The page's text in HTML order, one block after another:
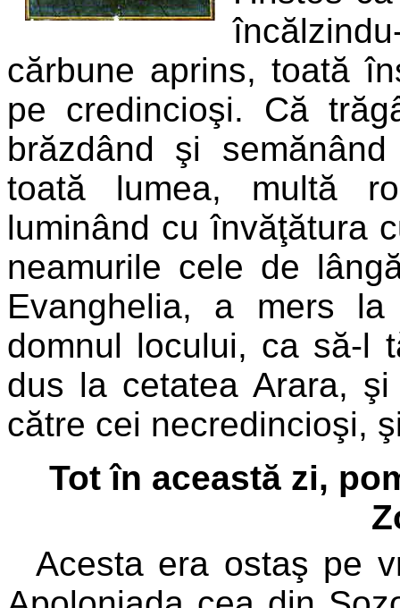
cărbune aprins, toată
pe credincioşi. Că
brăzdând şi
toată lumea, multă
luminând cu învăţătura
neamurile cele de
Evanghelia, a mers
domnul locului, ca să-l
dus la cetatea Arara,
către cei necredincioşi,
Tot în această zi,
Acesta era ostaş pe